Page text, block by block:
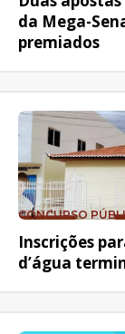
da Mega-
premiados
CONCURSO
Inscrições
d’água